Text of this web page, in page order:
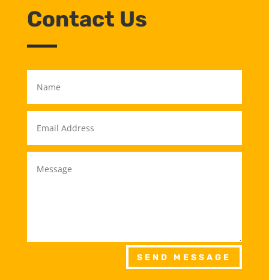
Contact Us
SEND MESSAGE